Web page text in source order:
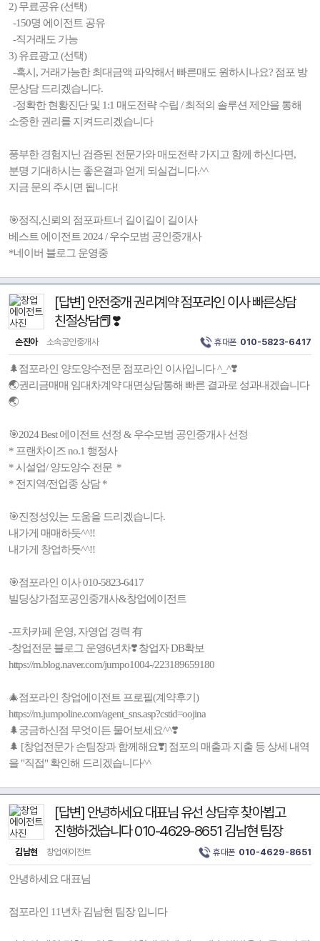
2) 무료공유 (선택)
-150명 에이전트 공유
-직거래도 가능
3) 유료광고 (선택)
-혹시, 거래가능한 최대금액 파악해서 빠른매도 원하시나요? 점포 방
문상담 드리겠습니다.
-정확한 현황진단 및 1:1 매도전략 수립 / 최적의 솔루션 제안을 통해
소중한 권리를 지켜드리겠습니다
풍부한 경험지닌 검증된 전문가와 매도전략 가지고 함께 하신다면,
분명 기대하시는 좋은결과 얻게 되실겁니다.^^
지금 문의 주시면 됩니다!
🎯정직,신뢰의 점포파트너 길이길이 길이사
베스트 에이전트 2024 / 우수모범 공인중개사
*네이버 블로그 운영중
[답변] 안전중개 권리계약 점포라인 이사 빠른상담
친절상담📕❣️
손진아 소속공인중개사 휴대폰 010-5823-6417
🌲점포라인 양도양수전문 점포라인 이사입니다 ^_^❣️
🌏권리금매매 임대차계약 대면상담통해 빠른 결과로 성과내겠습니다
🌏
🎯2024 Best 에이전트 선정 & 우수모범 공인중개사 선정
* 프랜차이즈 no.1 행정사
* 시설업/ 양도양수 전문 *
* 전지역/전업종 상담 *
🎯진정성있는 도움을 드리겠습니다.
내가게 매매하듯^^!!
내가게 창업하듯^^!!
🎯점포라인 이사 010-5823-6417
빌딩상가점포공인중개사&창업에이전트
-프차카페 운영, 자영업 경력 有
-창업전문 블로그 운영6년차❣️ 창업자 DB확보
https://m.blog.naver.com/jumpo1004-/223189659180
🎄점포라인 창업에이전트 프로필(계약후기)
https://m.jumpoline.com/agent_sns.asp?cstid=oojina
🌲궁금하신점 무엇이든 물어보세요^^❣️
🌲 [창업전문가 손팀장과 함께해요❣️] 점포의 매출과 지출 등 상세 내역
을 "직접" 확인해 드리겠습니다^^
[답변] 안녕하세요 대표님 유선 상담후 찾아뵙고
진행하겠습니다 010-4629-8651 김남현 팀장
김남현 창업에이전트 휴대폰 010-4629-8651
안녕하세요 대표님
점포라인 11년차 김남현 팀장 입니다